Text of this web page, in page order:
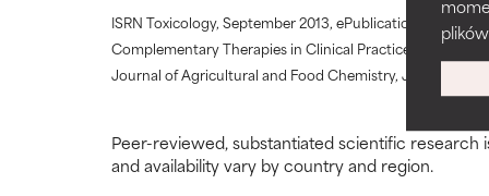
ISRN Toxicology, September 2013, ePublication
Complementary Therapies in Clinical Practice, February
Journal of Agricultural and Food Chemistry, June 2008,
Peer-reviewed, substantiated scientific
and availability vary by country and region.
WORST
Może
BRAK
WORST
Może
BRAK